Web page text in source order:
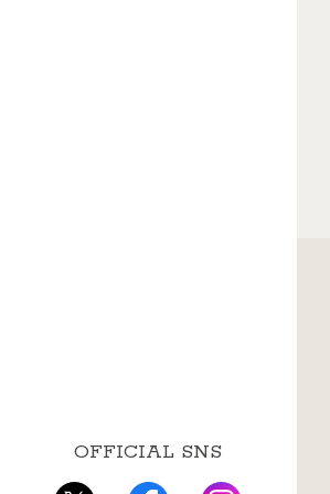
OFFICIAL SNS